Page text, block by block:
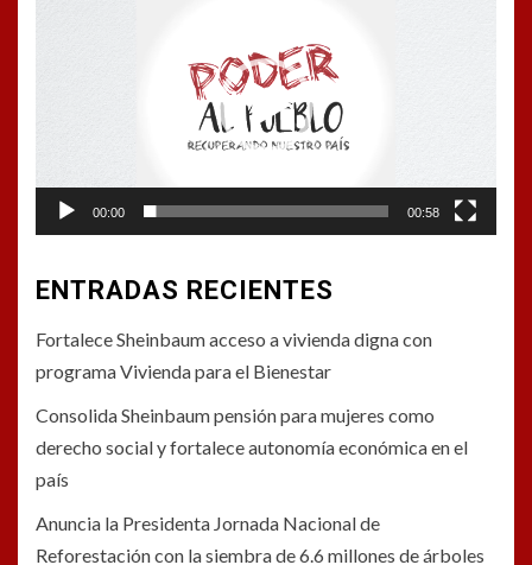
00:00 00:58
ENTRADAS RECIENTES
Fortalece Sheinbaum acceso a vivienda digna con
programa Vivienda para el Bienestar
Consolida Sheinbaum pensión para mujeres como
derecho social y fortalece autonomía económica en el
país
Anuncia la Presidenta Jornada Nacional de
Reforestación con la siembra de 6.6 millones de árboles